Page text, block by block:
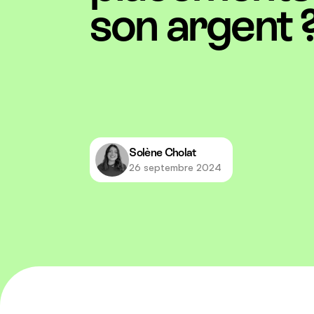
son argent
Solène Cholat
26 septembre 2024